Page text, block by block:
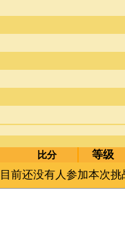
比分 等级
目前还没有人参加本次挑